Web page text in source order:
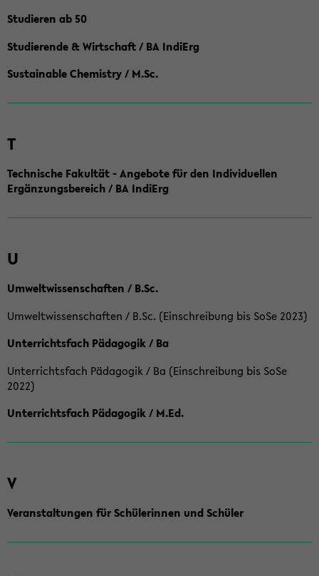
Studieren ab 50
Studierende & Wirtschaft / BA IndiErg
Sustainable Chemistry / M.Sc.
T
Technische Fakultät - Angebote für den Individuellen
Ergänzungsbereich / BA IndiErg
U
Umweltwissenschaften / B.Sc.
Umweltwissenschaften / B.Sc. (Einschreibung bis SoSe 2023)
Unterrichtsfach Pädagogik / Ba
Unterrichtsfach Pädagogik / Ba (Einschreibung bis SoSe
2022)
Unterrichtsfach Pädagogik / M.Ed.
V
Veranstaltungen für Schülerinnen und Schüler